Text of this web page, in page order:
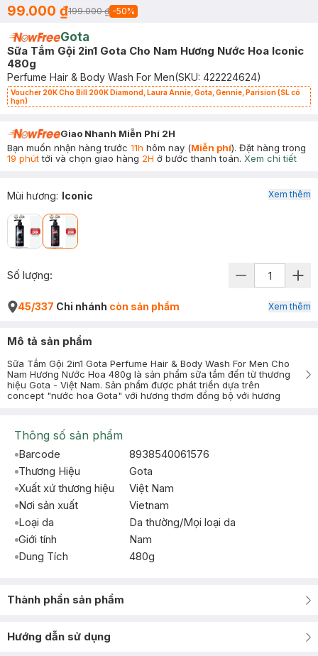
99.000 ₫199.000 ₫ -50%
Gota
Sữa Tắm Gội 2in1 Gota Cho Nam Hương Nước Hoa Iconic
480g
Perfume Hair & Body Wash For Men(SKU: 422224624)
Voucher 20K Cho Bill 200K Diamond, Laura Annie, Gota, Gennie, Parision (SL có
hạn)
Giao Nhanh Miễn Phí 2H
Bạn muốn nhận hàng trước 11h hôm nay (Miễn phí). Đặt hàng trong
19 phúttới và chọn giao hàng 2H ở bước thanh toán. Xem chi tiết
Mùi hương: Iconic Xem thêm
Số lượng:
45/337 Chi nhánh còn sản phẩm Xem thêm
Mô tả sản phẩm
Sữa Tắm Gội 2in1 Gota Perfume Hair & Body Wash For Men Cho
Nam Hương Nước Hoa 480g là sản phẩm sữa tắm đến từ thương
hiệu Gota - Việt Nam. Sản phẩm được phát triển dựa trên
concept "nước hoa Gota" với hương thơm đồng bộ với hương
Thông số sản phẩm
Barcode
8938540061576
Thương Hiệu
Gota
Xuất xứ thương hiệu
Việt Nam
Nơi sản xuất
Vietnam
Loại da
Da thường/Mọi loại da
Giới tính
Nam
Dung Tích
480g
Thành phần sản phẩm
Hướng dẫn sử dụng